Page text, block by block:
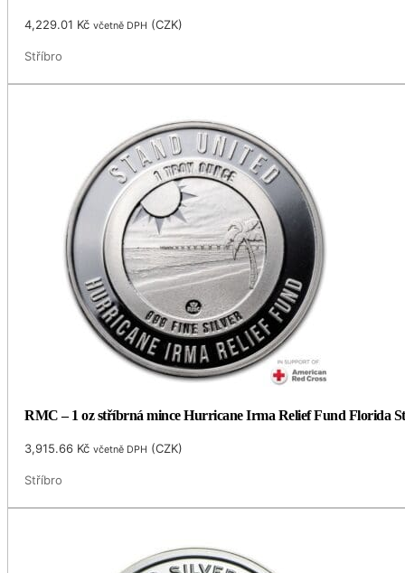
4,229.01 Kč včetně DPH (CZK)
Stříbro
RMC – 1 oz stříbrná mince Hurricane Irma Relief Fund Florida
3,915.66 Kč včetně DPH (CZK)
Stříbro